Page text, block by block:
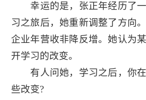
幸运的是，张正年经历了一
习之旅后，她重新调整了方向
企业年营收非降反增。她认为
开学习的改变。
有人问她，学习之后，你在
些改变?